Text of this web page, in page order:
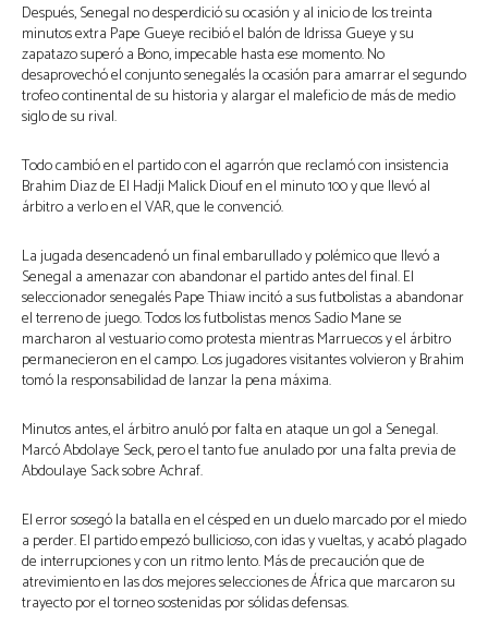
Después, Senegal no desperdició su ocasión y al inicio de los treinta
minutos extra Pape Gueye recibió el balón de Idrissa Gueye y su
zapatazo superó a Bono, impecable hasta ese momento. No
desaprovechó el conjunto senegalés la ocasión para amarrar el segundo
trofeo continental de su historia y alargar el maleficio de más de medio
siglo de su rival.
Todo cambió en el partido con el agarrón que reclamó con insistencia
Brahim Diaz de El Hadji Malick Diouf en el minuto 100 y que llevó al
árbitro a verlo en el VAR, que le convenció.
La jugada desencadenó un final embarullado y polémico que llevó a
Senegal a amenazar con abandonar el partido antes del final. El
seleccionador senegalés Pape Thiaw incitó a sus futbolistas a abandonar
el terreno de juego. Todos los futbolistas menos Sadio Mane se
marcharon al vestuario como protesta mientras Marruecos y el árbitro
permanecieron en el campo. Los jugadores visitantes volvieron y Brahim
tomó la responsabilidad de lanzar la pena máxima.
Minutos antes, el árbitro anuló por falta en ataque un gol a Senegal.
Marcó Abdolaye Seck, pero el tanto fue anulado por una falta previa de
Abdoulaye Sack sobre Achraf.
El error sosegó la batalla en el césped en un duelo marcado por el miedo
a perder. El partido empezó bullicioso, con idas y vueltas, y acabó plagado
de interrupciones y con un ritmo lento. Más de precaución que de
atrevimiento en las dos mejores selecciones de África que marcaron su
trayecto por el torneo sostenidas por sólidas defensas.